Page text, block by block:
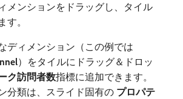
メンションをドラッグし、タイル
す。
ディメンション（この例では
）をタイルにドラッグ＆ドロッ
ク訪問者数​指標に追加できます。
分類は、スライド固有の​ プロパテ